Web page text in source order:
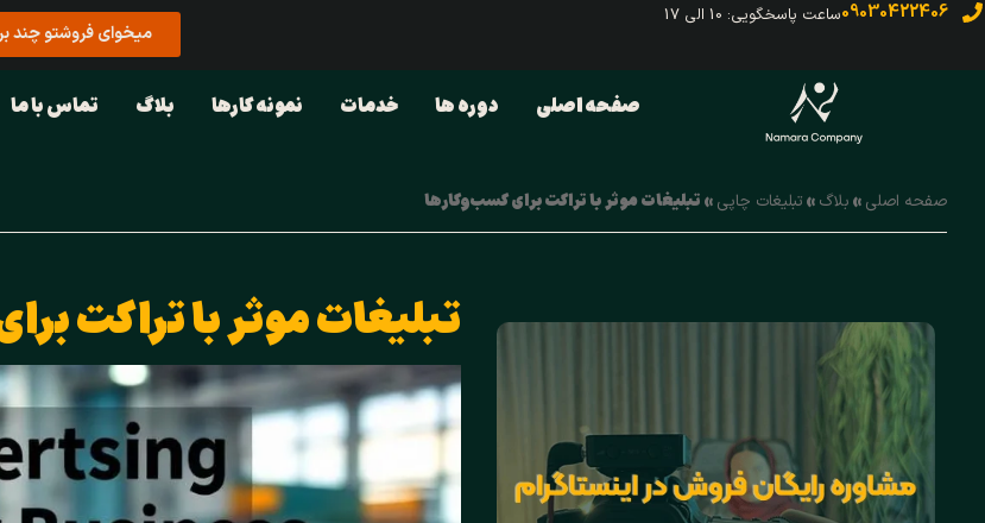
09030422406ساعت پاسخگویی: 10 الی 17
میخوای فروشتو چند
صفحه اصلی دوره ها خدمات نمونه کارها بلاگ تماس با ما
صفحه اصلی»بلاگ»تبلیغات چاپی»تبلیغات موثر با تراکت برای کسب‌وکارها
تبلیغات موثر با تراکت